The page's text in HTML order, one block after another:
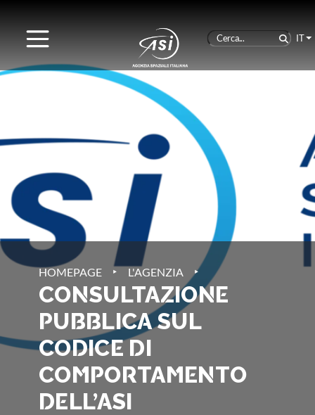
IT
HOMEPAGE ‣ L'AGENZIA ‣
CONSULTAZIONE
PUBBLICA SUL
CODICE DI
COMPORTAMENTO
DELL’ASI